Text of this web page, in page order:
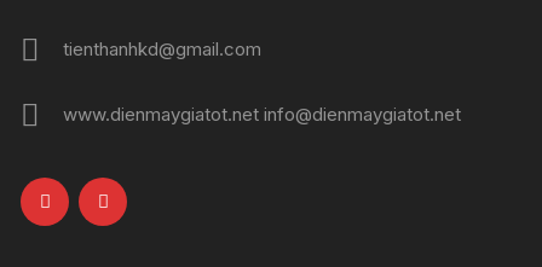
tienthanhkd@gmail.com
www.dienmaygiatot.net info@dienmaygiatot.net